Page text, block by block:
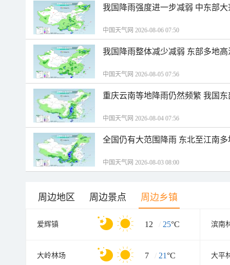
我国降雨强度进一步减弱 中东部
中国天气网 2026-08-06 07:50
我国降雨整体减少减弱 东部多地
中国天气网 2026-08-05 07:56
重庆云南等地降雨仍然频繁 我国
中国天气网 2026-08-04 07:56
全国仍有大范围降雨 东北至江南
中国天气网 2026-08-03 08:00
周边地区 周边景点 周边乡镇
爱辉镇 12 / 25°C 滨南
大岭林场 7 / 21°C 大平